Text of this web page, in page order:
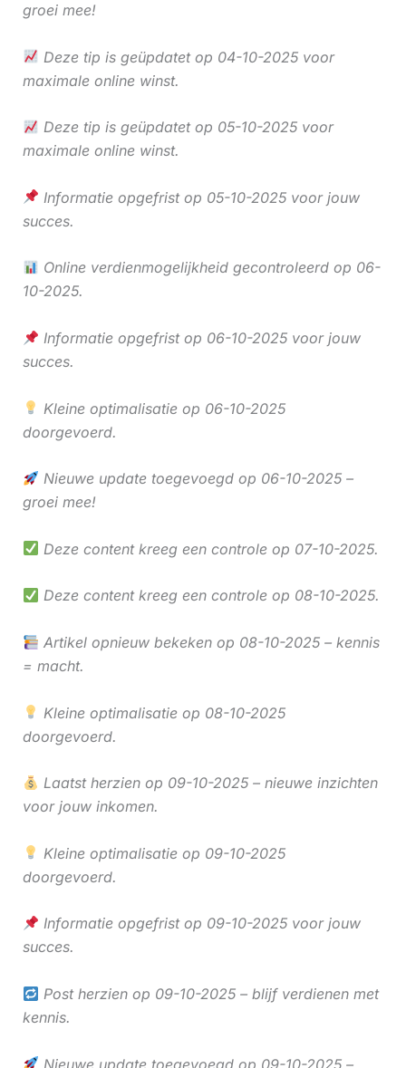
groei mee!
Deze tip is geüpdatet op 04-10-2025 voor
maximale online winst.
Deze tip is geüpdatet op 05-10-2025 voor
maximale online winst.
Informatie opgefrist op 05-10-2025 voor jouw
succes.
Online verdienmogelijkheid gecontroleerd op 06-
10-2025.
Informatie opgefrist op 06-10-2025 voor jouw
succes.
Kleine optimalisatie op 06-10-2025
doorgevoerd.
Nieuwe update toegevoegd op 06-10-2025 –
groei mee!
Deze content kreeg een controle op 07-10-2025.
Deze content kreeg een controle op 08-10-2025.
Artikel opnieuw bekeken op 08-10-2025 – kennis
= macht.
Kleine optimalisatie op 08-10-2025
doorgevoerd.
Laatst herzien op 09-10-2025 – nieuwe inzichten
voor jouw inkomen.
Kleine optimalisatie op 09-10-2025
doorgevoerd.
Informatie opgefrist op 09-10-2025 voor jouw
succes.
Post herzien op 09-10-2025 – blijf verdienen met
kennis.
Nieuwe update toegevoegd op 09-10-2025 –